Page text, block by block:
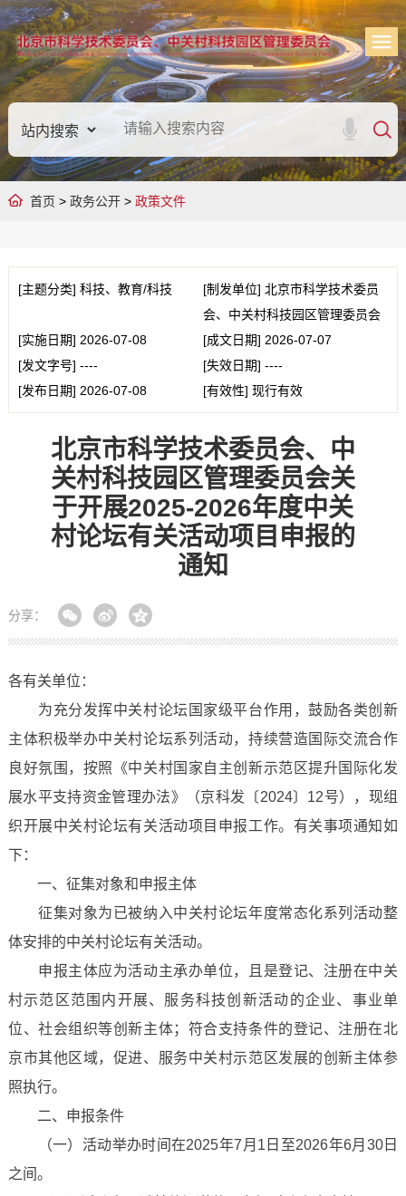
首页 > 政务公开> 政策文件
[主题分类] 科技、教育/科技 [制发单位] 北京市科学技术委员
会、中关村科技园区管理委员会
[实施日期] 2026-07-08 [成文日期] 2026-07-07
[发文字号] ---- [失效日期] ----
[发布日期] 2026-07-08 [有效性] 现行有效
北京市科学技术委员会、中
关村科技园区管理委员会关
于开展2025-2026年度中关
村论坛有关活动项目申报的
通知
分享：
各有关单位：
为充分发挥中关村论坛国家级平台作用，鼓励各类创新
主体积极举办中关村论坛系列活动，持续营造国际交流合作
良好氛围，按照《中关村国家自主创新示范区提升国际化发
展水平支持资金管理办法》（京科发〔2024〕12号），现组
织开展中关村论坛有关活动项目申报工作。有关事项通知如
下：
一、征集对象和申报主体
征集对象为已被纳入中关村论坛年度常态化系列活动整
体安排的中关村论坛有关活动。
申报主体应为活动主承办单位，且是登记、注册在中关
村示范区范围内开展、服务科技创新活动的企业、事业单
位、社会组织等创新主体；符合支持条件的登记、注册在北
京市其他区域，促进、服务中关村示范区发展的创新主体参
照执行。
二、申报条件
（一）活动举办时间在2025年7月1日至2026年6月30日
之间。